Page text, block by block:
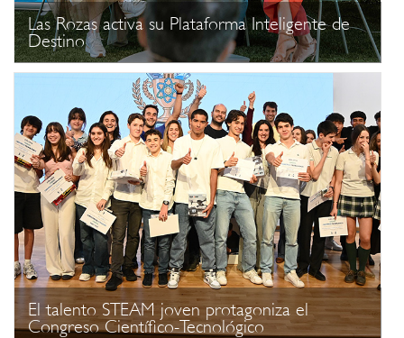
Las Rozas activa su Plataforma Inteligente de
Destino
El talento STEAM joven protagoniza el
Congreso Científico-Tecnológico